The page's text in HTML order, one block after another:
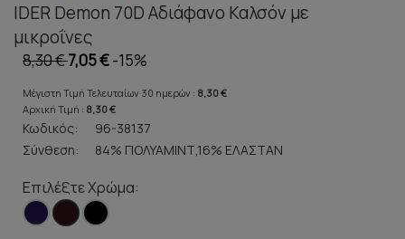
IDER Demon 70D Αδιάφανο Καλσόν με
μικροΐνες
8,30 €7,05 €-15%
Μέγιστη Τιμή Τελευταίων 30 ημερών : 8,30 €
Αρχική Τιμή : 8,30 €
Κωδικός:
96-38137
Σύνθεση:
84% ΠΟΛΥΑΜΙΝΤ,16% ΕΛΑΣΤΑΝ
Επιλέξτε Χρώμα: